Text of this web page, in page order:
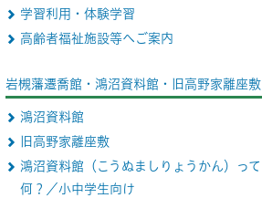
学習利用・体験学習
高齢者福祉施設等へご案内
岩槻藩遷喬館・鴻沼資料館・旧高野家離座敷
鴻沼資料館
旧高野家離座敷
鴻沼資料館（こうぬましりょうかん）って
何？／小中学生向け